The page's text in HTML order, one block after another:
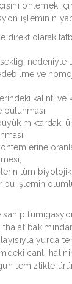
önlemek
işleminin
direkt olarak
nedeniyle
ve
kalıntı ve
bulunması,
miktardaki
tüm
bu işlemin
yurda
canlı
temizlikte